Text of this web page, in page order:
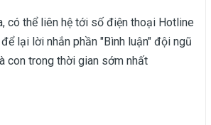
có thể liên hệ tới số điện thoại Hotline
lại lời nhắn phần "Bình luận" đội ngũ
con trong thời gian sớm nhất